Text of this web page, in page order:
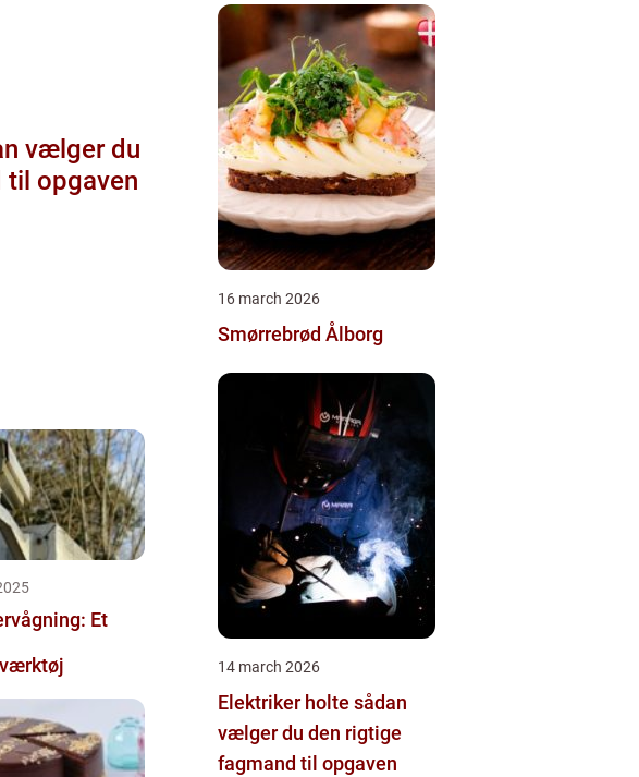
til opgaven
Et
16 march 2026
Smørrebrød Ålborg
14 march 2026
Elektriker holte sådan
vælger du den rigtige
fagmand til opgaven